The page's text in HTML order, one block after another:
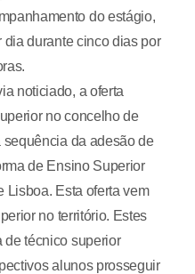
do estágio,
dia durante cinco dias por
noticiado, a oferta
no concelho de
da adesão de
de Ensino Superior
Lisboa. Esta oferta vem
no território. Estes
de técnico superior
alunos prosseguir